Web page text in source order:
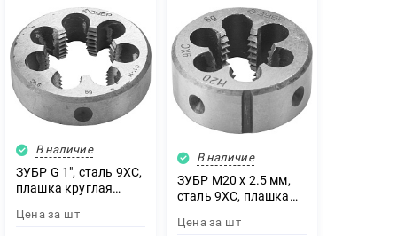
В наличие
ЗУБР G 1″, сталь 9ХС,
плашка круглая
Цена за шт
В наличие
ЗУБР М20 x 2.5 мм,
сталь 9ХС, плашка
28022-20-2.5)
Цена за шт